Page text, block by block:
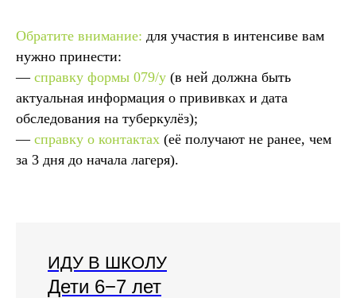
Обратите внимание: для участия в интенсиве вам
нужно принести:
— справку формы 079/у (в ней должна быть
актуальная информация о прививках и дата
обследования на туберкулёз);
— справку о контактах (её получают не ранее, чем
за 3 дня до начала лагеря).
ИДУ В ШКОЛУ
Дети 6−7 лет